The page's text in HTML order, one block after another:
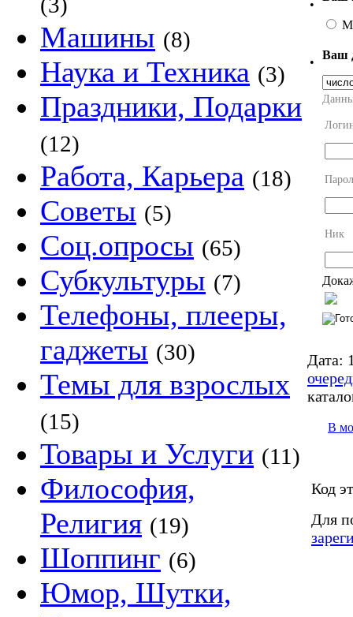
Машины (8)
Наука и Техника (3)
Праздники, Подарки
(12)
Работа, Карьера (18)
Советы (5)
Соц.опросы (65)
Субкультуры (7)
Телефоны, плееры,
гаджеты (30)
Темы для взрослых
(15)
Товары и Услуги (11)
Философия,
Религия (19)
Шоппинг (6)
Юмор, Шутки,
•
•
Ваш
Ник
Дата:
В
Код
Для